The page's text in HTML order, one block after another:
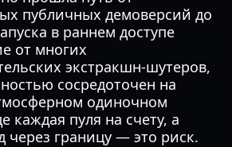
публичных демоверсий до
в раннем доступе
от многих
экстракшн-шутеров,
сосредоточен на
одиночном
каждая пуля на счету, а
через границу — это риск.